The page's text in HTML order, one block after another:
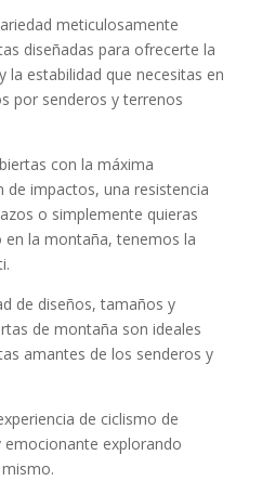
meticulosamente
diseñadas para ofrecerte la
la estabilidad que necesitas en
por senderos y terrenos
con la máxima
de impactos, una resistencia
o simplemente quieras
la montaña, tenemos la
de diseños, tamaños y
de montaña son ideales
amantes de los senderos y
de ciclismo de
explorando